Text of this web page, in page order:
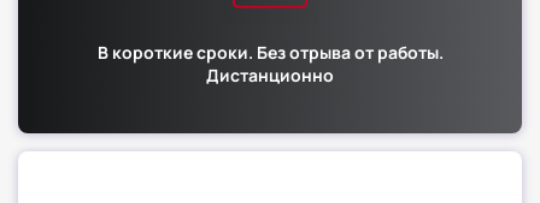
В короткие сроки. Без отрыва от работы.
Дистанционно